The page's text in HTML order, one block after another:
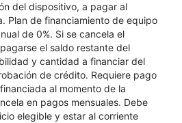
del dispositivo, a pagar al
Plan de financiamiento de equipo
de 0%. Si se cancela el
el saldo restante del
y cantidad a financiar del
de crédito. Requiere pago
al momento de la
en pagos mensuales. Debe
elegible y estar al corriente